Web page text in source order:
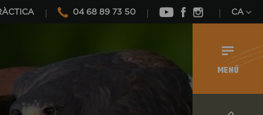
04 68 89 73 50 CA
MENÚ